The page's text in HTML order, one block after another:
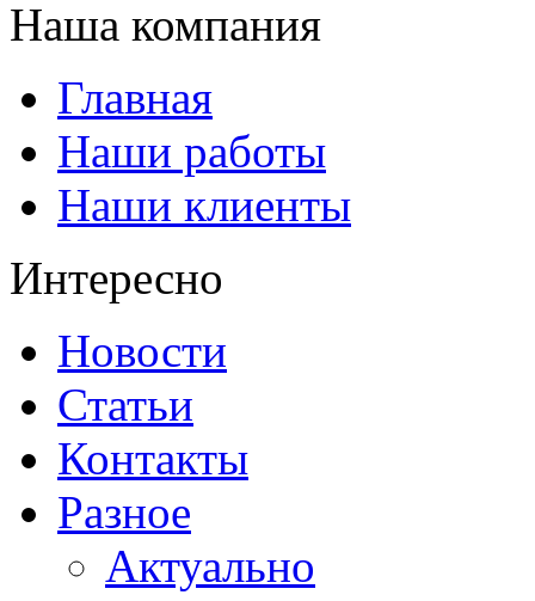
Наша компания
Главная
Наши работы
Наши клиенты
Интересно
Новости
Статьи
Контакты
Разное
Актуально